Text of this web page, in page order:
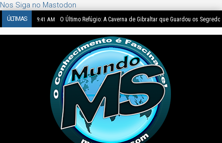
Nos Siga no Mastodon
ÚLTIMAS 4:48 PM O Enigma de 1562: Bruegel Pintou Dinossauros ou a Nossa